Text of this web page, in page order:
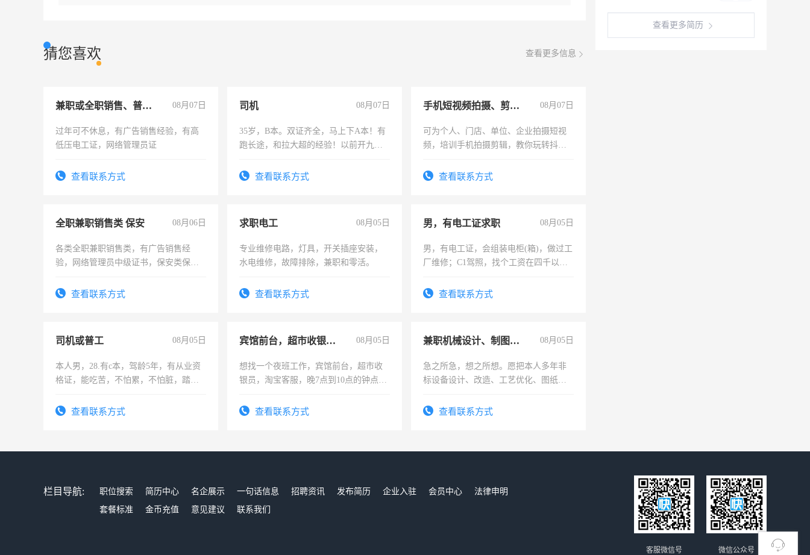
猜您喜欢 查看更多信息
兼职或全职销售、普工、维修 08月07日
过年可不休息，有广告销售经验，有高
低压电工证，网络管理员证
查看联系方式
司机 08月07日
35岁，B本。双证齐全，马上下A本！有
跑长途，和拉大超的经验！以前开九米
查看联系方式
手机短视频拍摄、剪辑、抖音快手 08月07日
可为个人、门店、单位、企业拍摄短视
频，培训手机拍摄剪辑，教你玩转抖音
频，培训手机拍摄剪辑，教你玩转抖
查看联系方式
全职兼职销售类 保安 08月06日
各类全职兼职销售类，有广告销售经
验，网络管理员中级证书，保安类保安
有高低压电工证和十几年工作经验
查看联系方式
求职电工 08月05日
专业维修电路，灯具，开关插座安装，
水电维修，故障排除，兼职和零活。
查看联系方式
男，有电工证求职 08月05日
男，有电工证，会组装电柜(箱)，做过工
厂维修；C1驾照，找个工资在四千以
电话查看联系方式
司机或普工 08月05日
本人男，28.有c本，驾龄5年，有从业资
格证，能吃苦，不怕累，不怕脏，踏
查看联系方式
宾馆前台，超市收银员，淘宝客服 08月05日
想找一个夜班工作，宾馆前台，超市收
银员，淘宝客服，晚7点到10点的钟点
号同微信查看联系方式
兼职机械设计、制图、设备改造 08月05日
急之所急，想之所想。愿把本人多年非
标设备设计、改造、工艺优化、图纸制
结识有识之士，共享未来。
查看联系方式
查看更多简历
栏目导航: 职位搜索 简历中心 名企展示 一句话信息 招聘资讯 发布简历 企业入驻 会员中心
法律申明
套餐标准
金币充值 意见建议 联系我们
微信公众号
客服微信号